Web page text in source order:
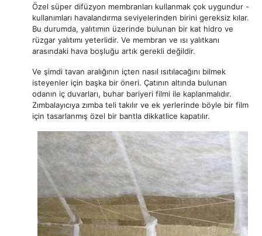
Özel süper difüzyon membranları kullanmak çok uygundur -
kullanımları havalandırma seviyelerinden birini gereksiz kılar.
Bu durumda, yalıtımın üzerinde bulunan bir kat hidro ve
rüzgar yalıtımı yeterlidir. Ve membran ve ısı yalıtkanı
arasındaki hava boşluğu artık gerekli değildir.
Ve şimdi tavan aralığının içten nasıl ısıtılacağını bilmek
isteyenler için başka bir öneri. Çatının altında bulunan
odanın iç duvarları, buhar bariyeri filmi ile kaplanmalıdır.
Zımbalayıcıya zımba teli takılır ve ek yerlerinde böyle bir film
için tasarlanmış özel bir bantla dikkatlice kapatılır.